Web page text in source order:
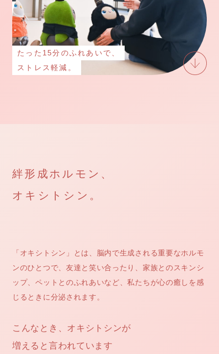
一緒に暮らすと、
オキシトシンが増えるロボット。
たった15分のふれあいで、
ストレス軽減。
絆形成ホルモン、
オキシトシン。
「オキシトシン」とは、脳内で生成される重要なホルモ
ンのひとつで、友達と笑い合ったり、家族とのスキンシ
ップ、ペットとのふれあいなど、私たちが心の癒しを感
じるときに分泌されます。
こんなとき、オキシトシンが
増えると言われています